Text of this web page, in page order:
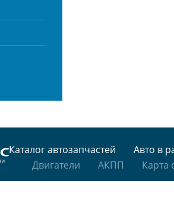
Каталог автозапчастей
Авто в
Двигатели
АКПП Карта